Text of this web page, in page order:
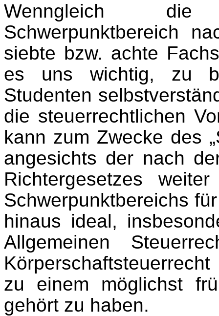
Wenngleich die
Schwerpunktbereich
siebte bzw. achte
es uns wichtig, zu
Studenten
die steuerrechtlichen
kann zum Zwecke des
angesichts der nach
Richtergesetzes
Schwerpunktbereichs
hinaus ideal,
Allgemeinen
zu einem möglichst
gehört zu haben.